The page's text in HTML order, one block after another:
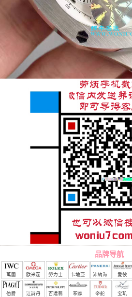
品牌导航
萬國 欧米茄 勞力士 卡地亞 沛納海 愛彼
伯爵 江詩丹 百達翡 积家 帝舵 宝玑